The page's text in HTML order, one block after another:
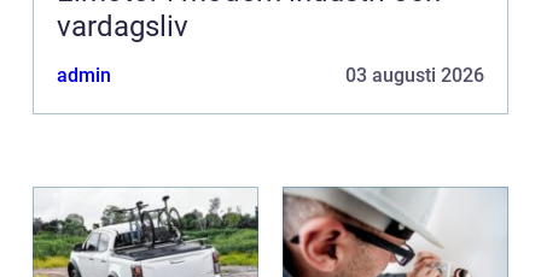
vardagsliv
admin 03 augusti 2026